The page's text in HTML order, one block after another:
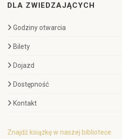
DLA ZWIEDZAJĄCYCH
Godziny otwarcia
Bilety
Dojazd
Dostępność
Kontakt
Znajdź książkę w naszej bibliotece